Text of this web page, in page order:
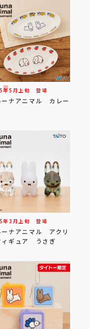
年5 月 上旬 登場
ーナアニマル カレー
年3 月 上旬 登場
ーナアニマル アクリ
ィギュア うさぎ